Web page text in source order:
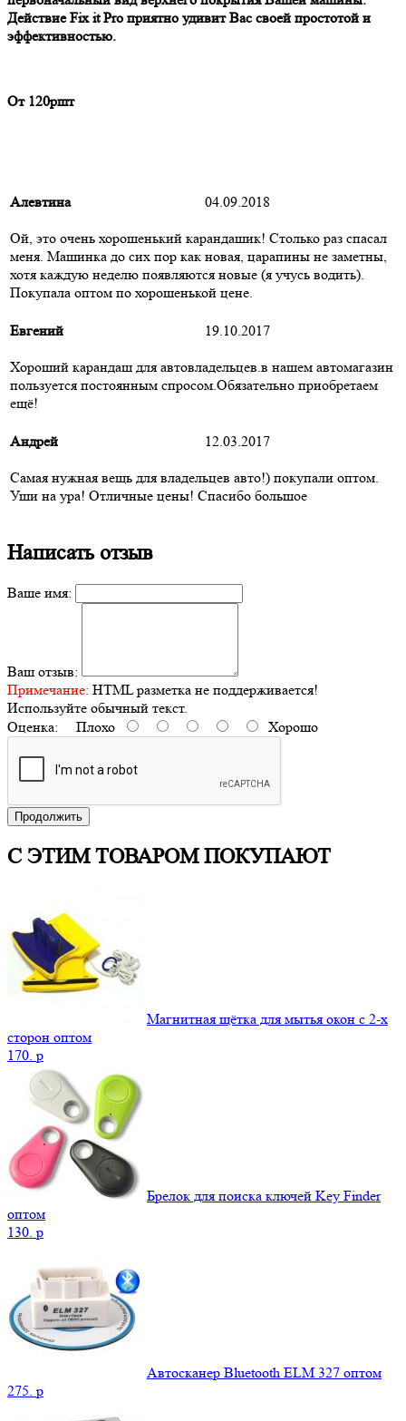
Действие Fix it Pro приятно удивит Вас своей простотой и
эффективностью.
От 120ршт
Алевтина 04.09.2018
Ой, это очень хорошенький карандашик! Столько раз спасал
меня. Машинка до сих пор как новая, царапины не заметны,
хотя каждую неделю появляются новые (я учусь водить).
Покупала оптом по хорошенькой цене.
Евгений 19.10.2017
Хороший карандаш для автовладельцев.в нашем автомагазин
пользуется постоянным спросом.Обязательно приобретаем
ещё!
Андрей 12.03.2017
Самая нужная вещь для владельцев авто!) покупали оптом.
Уши на ура! Отличные цены! Спасибо большое
Написать отзыв
Ваше имя:
Ваш отзыв:
Примечание: HTML разметка не поддерживается!
Используйте обычный текст.
Оценка: Плохо Хорошо
Продолжить
С ЭТИМ ТОВАРОМ ПОКУПАЮТ
Магнитная щётка для мытья окон с 2-х
сторон оптом
170. p
Брелок для поиска ключей Key Finder
оптом
130. p
Автосканер Bluetooth ELM 327 оптом
275. p